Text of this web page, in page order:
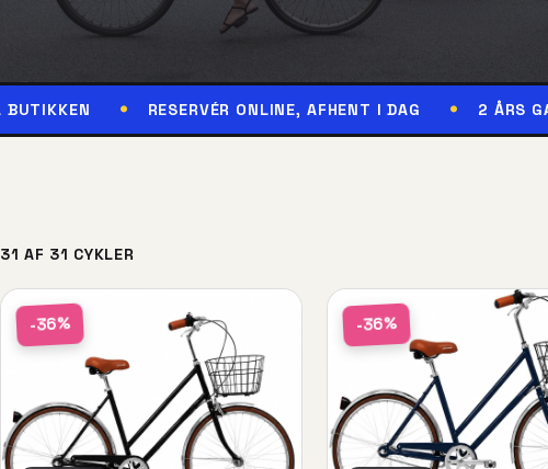
RESERVÉR ONLINE, AFHENT I DAG 2 ÅRS GARANTI
31 AF 31 CYKLER
-36% -36%